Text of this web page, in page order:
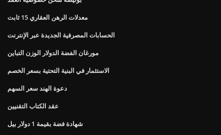
معدلات الرهن العقاري 15 ثابت
الحسابات المصرفية الجديدة عبر الإنترنت
مورغان الفضة الدولار الوزن التباين
الاستثمار في البنية التحتية بسعر الخصم
دعوة الهند سعر السهم
عقد الكتاب التقنيين
شهادة فضة بقيمة 1 دولار بيل